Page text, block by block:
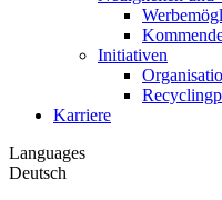
Initiativen
Karriere
Languages
Deutsch